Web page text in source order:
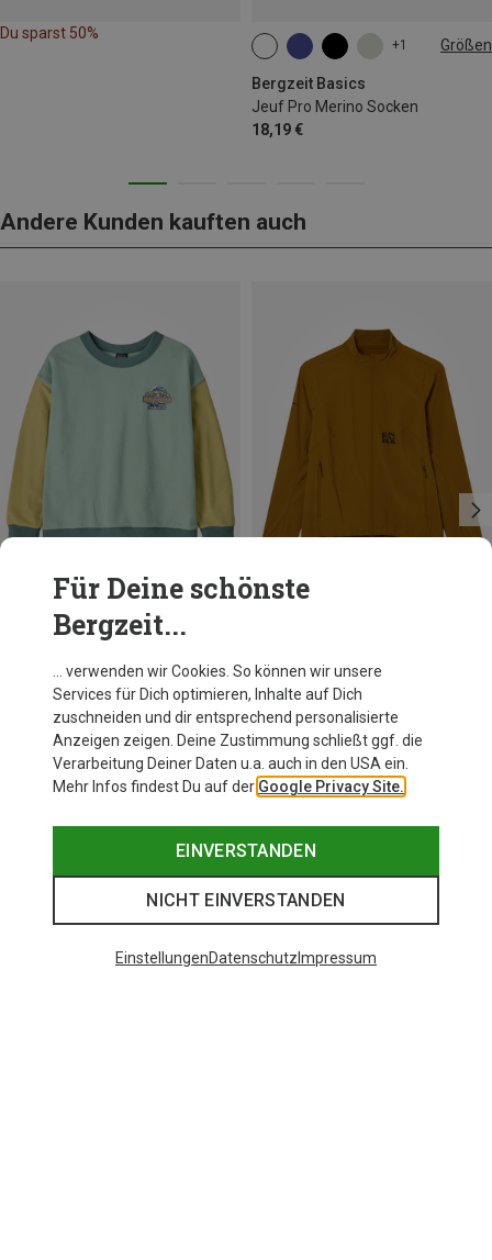
Du sparst 50%
+1 Größen
Bergzeit Basics
Jeuf Pro Merino Socken
18,19 €
35|36|37|38
39|40|41|42
43|44|45|46
Andere Kunden kauften auch
Du sparst 31%
Für Deine schönste
Bergzeit...
… verwenden wir Cookies. So können wir unsere
Services für Dich optimieren, Inhalte auf Dich
zuschneiden und dir entsprechend personalisierte
Anzeigen zeigen. Deine Zustimmung schließt ggf. die
Verarbeitung Deiner Daten u.a. auch in den USA ein.
Mehr Infos findest Du auf der Google Privacy Site.
EINVERSTANDEN
NICHT EINVERSTANDEN
EinstellungenDatenschutz Impressum